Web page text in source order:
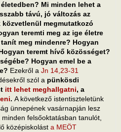
Mi minden lehet a
távú, jó változás az
megmutatkozó
teremti meg az ige életre
meg mindenre? Hogyan
teremt hívő közösséget?
Hogyan emel be a
Ezekről a Jn 14,23-31
szól a pünkösdi
itt lehet meghallgatni, a
. A következő istentiszteletünk
ünnepének vasárnapján lesz
felsőoktatásban tanulót,
középiskolást a MEÖT